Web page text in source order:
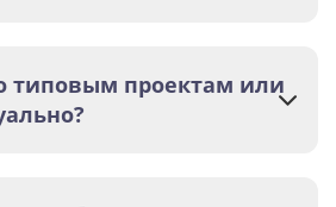
типовым проектам или